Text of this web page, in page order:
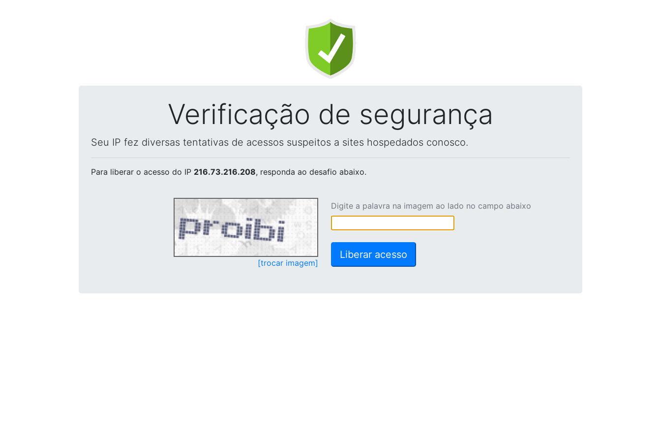
Verificação de segurança
Seu IP fez diversas tentativas de acessos suspeitos a sites hospedados conosco.
Para liberar o acesso do IP 216.73.216.208, responda ao desafio abaixo.
[trocar imagem]
Digite a palavra na imagem ao lado no campo abaixo